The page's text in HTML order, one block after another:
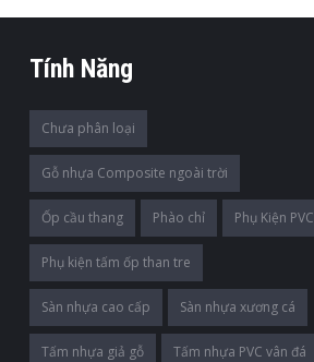
Tính Năng
Chưa phân loại
Gỗ nhựa Composite ngoài trời
Ốp cầu thang Phào chỉ Phụ Kiện PVC
Phụ kiện tấm ốp than tre
Sàn nhựa cao cấp Sàn nhựa xương cá
Tấm nhựa giả gỗ Tấm nhựa PVC vân đá